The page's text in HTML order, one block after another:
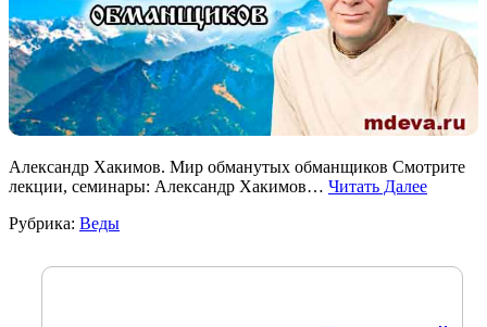
Александр Хакимов. Мир обманутых обманщиков Смотрите
лекции, семинары: Александр Хакимов… Читать Далее
Рубрика: Веды